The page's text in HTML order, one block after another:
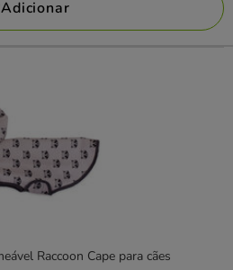
Adicionar
Capa de chuva impermeável Raccoon Cape para cães